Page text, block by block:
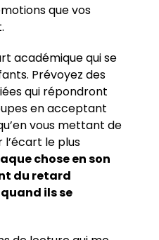
que vos
académique qui se
Prévoyez des
qui répondront
en acceptant
vous mettant de
le plus
chose en son
du retard
ils se